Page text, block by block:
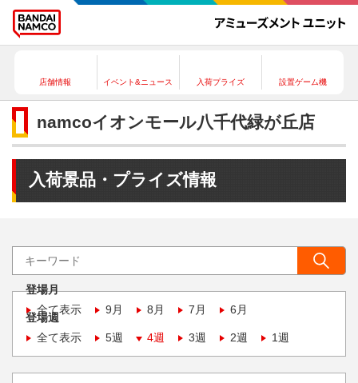
店舗情報 イベント&ニュース 入荷プライズ 設置ゲーム機
namcoイオンモール八千代緑が丘店
入荷景品・プライズ情報
登場月
全て表示
9月 8月 7月 6月
登場週
全て表示
5週 4週 3週 2週 1週